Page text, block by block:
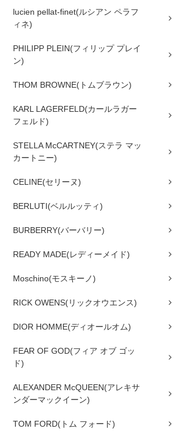
lucien pellat-finet(ルシアン ペラフ
ィネ)
PHILIPP PLEIN(フィリップ プレイ
ン)
THOM BROWNE(トムブラウン)
KARL LAGERFELD(カールラガー
フェルド)
STELLA McCARTNEY(ステラ マッ
カートニー)
CELINE(セリーヌ)
BERLUTI(ベルルッティ)
BURBERRY(バーバリー)
READY MADE(レディーメイド)
Moschino(モスキーノ)
RICK OWENS(リックオウエンス)
DIOR HOMME(ディオールオム)
FEAR OF GOD(フィア オブ ゴッ
ド)
ALEXANDER McQUEEN(アレキサ
ンダーマックイーン)
TOM FORD(トム フォード)